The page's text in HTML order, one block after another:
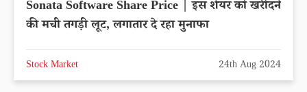
Sonata Software Share Price | इस शेयर को खरीदने
की मची तगड़ी लूट, लगातार दे रहा मुनाफा
Stock Market 24th Aug 2024